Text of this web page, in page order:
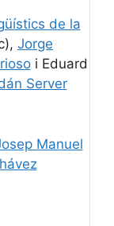
de la
Jorge
i Eduard
Server
Manuel